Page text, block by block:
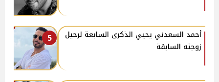
5
أحمد السعدني يحيي الذكرى السابعة لرحيل
زوجته السابقة